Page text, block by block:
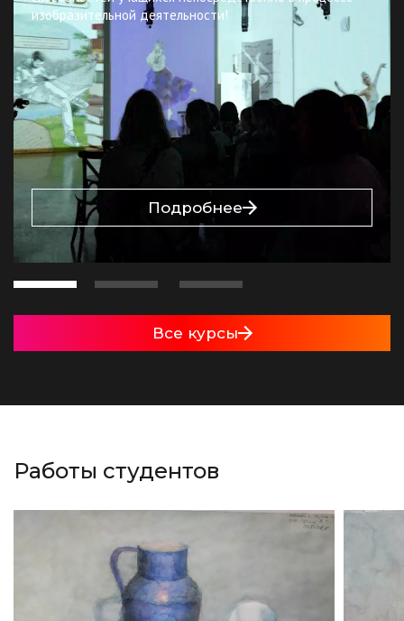
изобразительной деятельности!
Подробнее
Все курсы
Работы студентов